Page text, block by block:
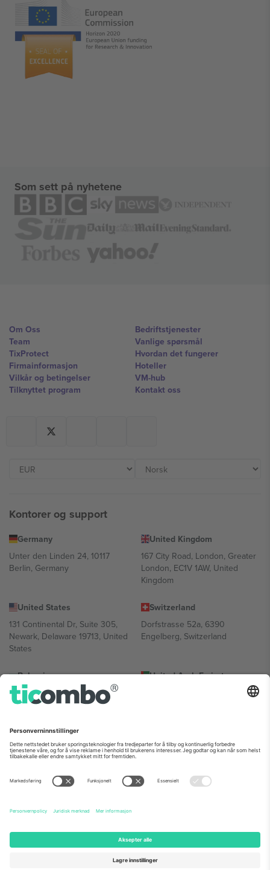
Som sett på nyhetene
Om Oss
Team
TixProtect
Firmainformasjon
Vilkår og betingelser
Tilknyttet program
Bedriftstjenester
Vanlige spørsmål
Hvordan det fungerer
Hoteller
VM-hub
Kontakt oss
Kontorer og support
Germany
Unter den Linden 24, 10117
Berlin, Germany
United Kingdom
167 City Road, London, Greater
London, EC1V 1AW, United
Kingdom
United States
131 Continental Dr, Suite 305,
Newark, Delaware 19713, United
States
Switzerland
Dorfstrasse 52a, 6390
Engelberg, Switzerland
Bulgaria
Regus Sofia City West, bul
Totleben 53-55, 1606 Sofia,
United Arab Emirates
UAE Dubai Silicon Oasis, DDP
Mexico
Av Chapultepec 360, Roma
Norte, Cuauhtémoc, 06700
Ciudad de México, CDMX,
sted, begivenhet og/eller domene. For detaljer, sjekk spesifikke
arrangementsside, forlag og vilkår.,Firmainformasjon
2026 Ticombo. Alle rettigheter reservert.